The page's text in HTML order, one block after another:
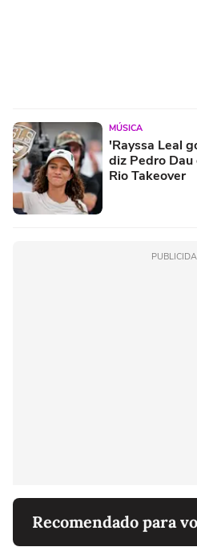
MÚSICA
'Rayssa Leal
diz Pedro Dau
Rio Takeover
Recomendado para